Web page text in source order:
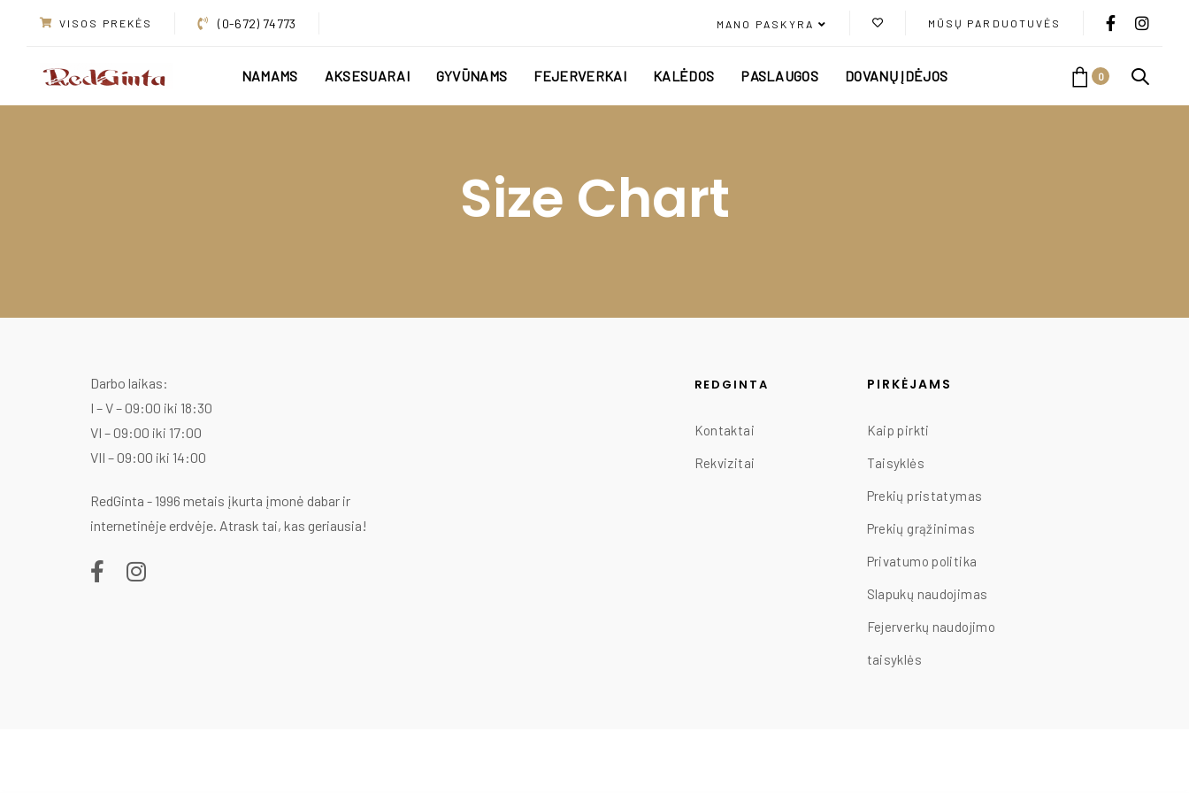
navigation
Skip
VISOS PREKĖS (0-672) 74773 MANO PASKYRA MŪSŲ PARDUOTUVĖS
NAMAMS AKSESUARAI GYVŪNAMS FEJERVERKAI KALĖDOS PASLAUGOS DOVANŲ ĮDĖJOS 0
Size Chart
Darbo laikas:
I – V – 09:00 iki 18:30
VI – 09:00 iki 17:00
VII – 09:00 iki 14:00
RedGinta - 1996 metais įkurta įmonė dabar ir
internetinėje erdvėje. Atrask tai, kas geriausia!
REDGINTA
Kontaktai
Rekvizitai
PIRKĖJAMS
Kaip pirkti
Taisyklės
Prekių pristatymas
Prekių grąžinimas
Privatumo politika
Slapukų naudojimas
Fejerverkų naudojimo
taisyklės